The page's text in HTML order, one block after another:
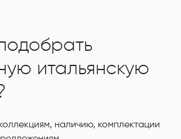
итальянскую
наличию, комплектации